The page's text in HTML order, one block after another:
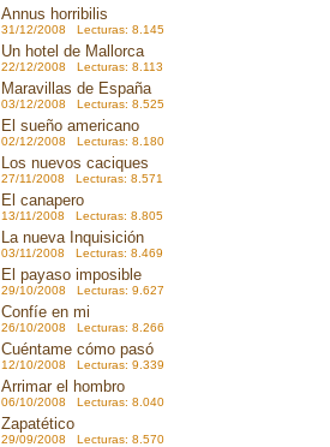
Annus horribilis
31/12/2008 Lecturas: 8.145
Un hotel de Mallorca
22/12/2008 Lecturas: 8.113
Maravillas de España
03/12/2008 Lecturas: 8.525
El sueño americano
02/12/2008 Lecturas: 8.180
Los nuevos caciques
27/11/2008 Lecturas: 8.571
El canapero
13/11/2008 Lecturas: 8.805
La nueva Inquisición
03/11/2008 Lecturas: 8.469
El payaso imposible
29/10/2008 Lecturas: 9.627
Confíe en mi
26/10/2008 Lecturas: 8.266
Cuéntame cómo pasó
12/10/2008 Lecturas: 9.339
Arrimar el hombro
06/10/2008 Lecturas: 8.040
Zapatético
29/09/2008 Lecturas: 8.570